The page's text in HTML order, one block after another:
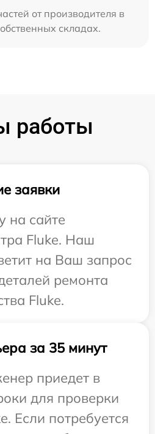
от производителя в
складах.
работы
заявки
на сайте
Fluke. Наш
на Ваш запрос
ремонта
Fluke.
за 35 минут
приедет в
для проверки
Если потребуется